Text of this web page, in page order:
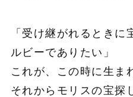
「受け継がれるとき
ルビーでありたい」
これが、この時に生ま
それからモリスの宝探